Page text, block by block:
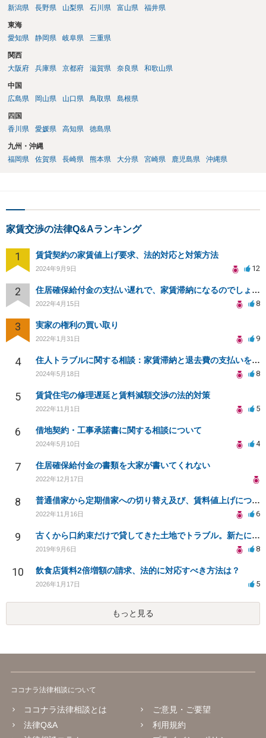
新潟県
長野県 山梨県 石川県 富山県 福井県
東海
愛知県
静岡県 岐阜県 三重県
関西
大阪府
兵庫県 京都府 滋賀県 奈良県 和歌山県
中国
広島県
岡山県 山口県 鳥取県 島根県
四国
香川県
愛媛県 高知県 徳島県
九州・沖縄
福岡県
佐賀県 長崎県 熊本県 大分県 宮崎県 鹿児島県 沖縄県
家賃交渉の法律Q&Aランキング
1 賃貸契約の家賃値上げ要求、法的対応と対策方法
2024年9月9日 12
2 住居確保給付金の支払い遅れで、家賃滞納になるのでしょうか？更新料の支払いはいないといけないですか？
2022年4月15日 8
3 実家の権利の買い取り
2022年1月31日 9
4 住人トラブルに関する相談：家賃滞納と退去費の支払いを拒否され、管理鍵の横領も発生
2024年5月18日 8
5 賃貸住宅の修理遅延と賃料減額交渉の法的対策
2022年11月1日 5
6 借地契約・工事承諾書に関する相談について
2024年5月10日 4
7 住居確保給付金の書類を大家が書いてくれない
2022年12月17日
8 普通借家から定期借家への切り替え及び、賃料値上げについて
2022年11月16日 6
9 古くから口約束だけで貸してきた土地でトラブル。新たに契約書を作成することは可能ですか？
2019年9月6日 8
10 飲食店賃料2倍増額の請求、法的に対応すべき方法は？
2026年1月17日 5
もっと見る
ココナラ法律相談について
ココナラ法律相談とは
法律Q&A
ご意見・ご要望
利用規約